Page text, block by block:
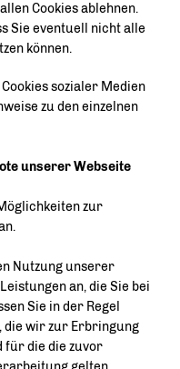
Cookies ablehnen.
Sie eventuell nicht alle
können.
sozialer Medien
zu den einzelnen
unserer Webseite
zur
Nutzung unserer
an, die Sie bei
Sie in der Regel
die wir zur Erbringung
für die die zuvor